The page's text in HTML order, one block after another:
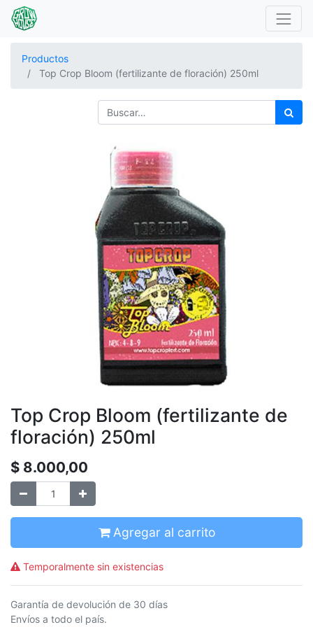
Productos
Top Crop Bloom (fertilizante de floración) 250ml
Top Crop Bloom (fertilizante de
floración) 250ml
$ 8.000,00
Agregar al carrito
Temporalmente sin existencias
Garantía de devolución de 30 días
Envíos a todo el país.